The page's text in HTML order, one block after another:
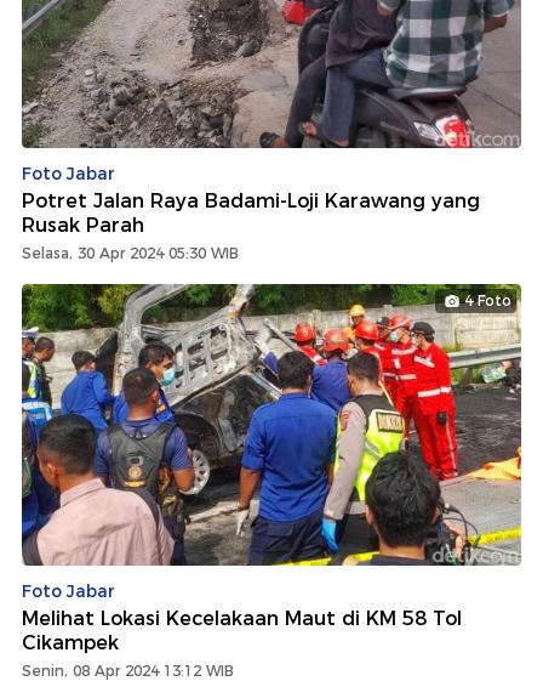
Foto Jabar
Potret Jalan Raya Badami-Loji Karawang yang
Rusak Parah
Selasa, 30 Apr 2024 05:30 WIB
4 Foto
Foto Jabar
Melihat Lokasi Kecelakaan Maut di KM 58 Tol
Cikampek
Senin, 08 Apr 2024 13:12 WIB